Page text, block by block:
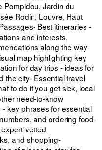
Pompidou, Jardin du
Rodin, Louvre, Haut
Best itineraries -
and interests,
along the way-
map highlighting key
for day trips - ideas for
the city- Essential travel
to do if you get sick, local
need-to-know
key phrases for essential
and ordering food-
vetted
and shopping-